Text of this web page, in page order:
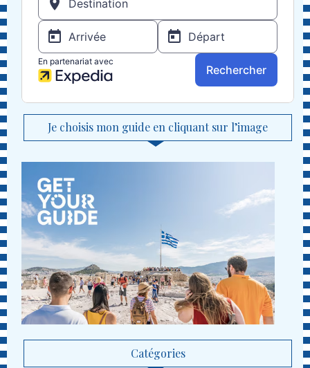
Je choisis mon guide en cliquant sur l’image
Catégories